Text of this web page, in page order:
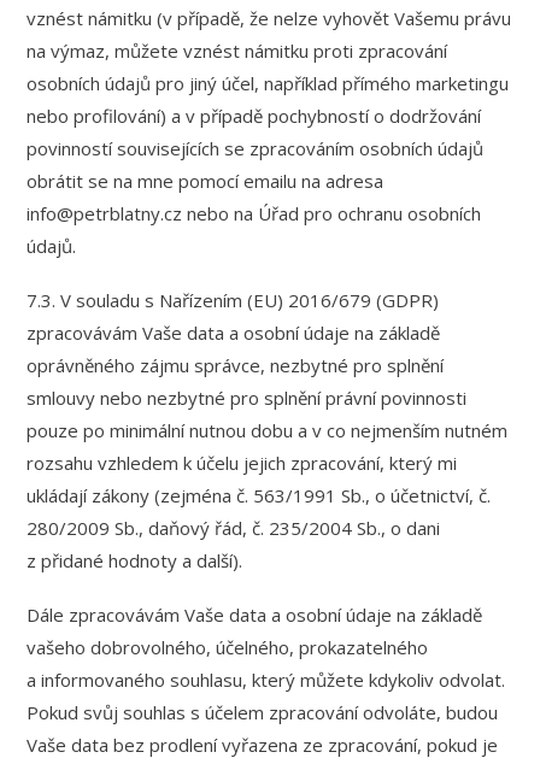
vznést námitku (v případě, že nelze vyhovět Vašemu právu
na výmaz, můžete vznést námitku proti zpracování
osobních údajů pro jiný účel, například přímého marketingu
nebo profilování) a v případě pochybností o dodržování
povinností souvisejících se zpracováním osobních údajů
obrátit se na mne pomocí emailu na adresa
info@petrblatny.cz nebo na Úřad pro ochranu osobních
údajů.
7.3. V souladu s Nařízením (EU) 2016/679 (GDPR)
zpracovávám Vaše data a osobní údaje na základě
oprávněného zájmu správce, nezbytné pro splnění
smlouvy nebo nezbytné pro splnění právní povinnosti
pouze po minimální nutnou dobu a v co nejmenším nutném
rozsahu vzhledem k účelu jejich zpracování, který mi
ukládají zákony (zejména č. 563/1991 Sb., o účetnictví, č.
280/2009 Sb., daňový řád, č. 235/2004 Sb., o dani
z přidané hodnoty a další).
Dále zpracovávám Vaše data a osobní údaje na základě
vašeho dobrovolného, účelného, prokazatelného
a informovaného souhlasu, který můžete kdykoliv odvolat.
Pokud svůj souhlas s účelem zpracování odvoláte, budou
Vaše data bez prodlení vyřazena ze zpracování, pokud je